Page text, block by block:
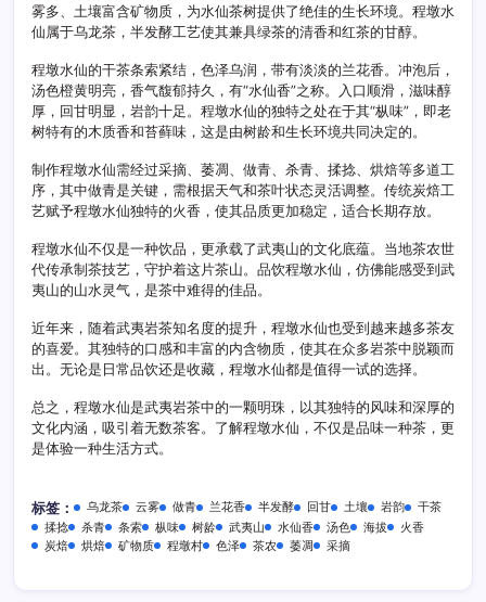
雾多、土壤富含矿物质，为水仙茶树提供了绝佳的生长环境。程墩水
仙属于乌龙茶，半发酵工艺使其兼具绿茶的清香和红茶的甘醇。
程墩水仙的干茶条索紧结，色泽乌润，带有淡淡的兰花香。冲泡后，
汤色橙黄明亮，香气馥郁持久，有“水仙香”之称。入口顺滑，滋味醇
厚，回甘明显，岩韵十足。程墩水仙的独特之处在于其“枞味”，即老
树特有的木质香和苔藓味，这是由树龄和生长环境共同决定的。
制作程墩水仙需经过采摘、萎凋、做青、杀青、揉捻、烘焙等多道工
序，其中做青是关键，需根据天气和茶叶状态灵活调整。传统炭焙工
艺赋予程墩水仙独特的火香，使其品质更加稳定，适合长期存放。
程墩水仙不仅是一种饮品，更承载了武夷山的文化底蕴。当地茶农世
代传承制茶技艺，守护着这片茶山。品饮程墩水仙，仿佛能感受到武
夷山的山水灵气，是茶中难得的佳品。
近年来，随着武夷岩茶知名度的提升，程墩水仙也受到越来越多茶友
的喜爱。其独特的口感和丰富的内含物质，使其在众多岩茶中脱颖而
出。无论是日常品饮还是收藏，程墩水仙都是值得一试的选择。
总之，程墩水仙是武夷岩茶中的一颗明珠，以其独特的风味和深厚的
文化内涵，吸引着无数茶客。了解程墩水仙，不仅是品味一种茶，更
是体验一种生活方式。
标签： 乌龙茶 云雾 做青 兰花香 半发酵 回甘 土壤 岩韵
干茶
揉捻
杀青 条索 枞味 树龄 武夷山 水仙香 汤色 海拔
火香
炭焙
烘焙 矿物质 程墩村 色泽 茶农 萎凋 采摘